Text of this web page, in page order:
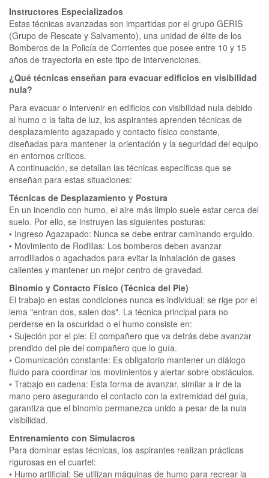
Instructores Especializados
Estas técnicas avanzadas son impartidas por el grupo GERIS
(Grupo de Rescate y Salvamento), una unidad de élite de los
Bomberos de la Policía de Corrientes que posee entre 10 y 15
años de trayectoria en este tipo de intervenciones.
¿Qué técnicas enseñan para evacuar edificios en visibilidad
nula?
Para evacuar o intervenir en edificios con visibilidad nula debido
al humo o la falta de luz, los aspirantes aprenden técnicas de
desplazamiento agazapado y contacto físico constante,
diseñadas para mantener la orientación y la seguridad del equipo
en entornos críticos.
A continuación, se detallan las técnicas específicas que se
enseñan para estas situaciones:
Técnicas de Desplazamiento y Postura
En un incendio con humo, el aire más limpio suele estar cerca del
suelo. Por ello, se instruyen las siguientes posturas:
• Ingreso Agazapado: Nunca se debe entrar caminando erguido.
• Movimiento de Rodillas: Los bomberos deben avanzar
arrodillados o agachados para evitar la inhalación de gases
calientes y mantener un mejor centro de gravedad.
Binomio y Contacto Físico (Técnica del Pie)
El trabajo en estas condiciones nunca es individual; se rige por el
lema "entran dos, salen dos". La técnica principal para no
perderse en la oscuridad o el humo consiste en:
• Sujeción por el pie: El compañero que va detrás debe avanzar
prendido del pie del compañero que lo guía.
• Comunicación constante: Es obligatorio mantener un diálogo
fluido para coordinar los movimientos y alertar sobre obstáculos.
• Trabajo en cadena: Esta forma de avanzar, similar a ir de la
mano pero asegurando el contacto con la extremidad del guía,
garantiza que el binomio permanezca unido a pesar de la nula
visibilidad.
Entrenamiento con Simulacros
Para dominar estas técnicas, los aspirantes realizan prácticas
rigurosas en el cuartel:
• Humo artificial: Se utilizan máquinas de humo para recrear la